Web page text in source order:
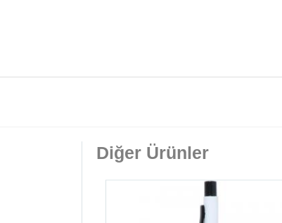
Diğer Ürünler